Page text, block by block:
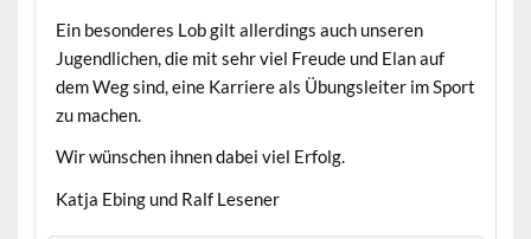
Ein besonderes Lob gilt allerdings auch unseren
Jugendlichen, die mit sehr viel Freude und Elan auf
dem Weg sind, eine Karriere als Übungsleiter im Sport
zu machen.
Wir wünschen ihnen dabei viel Erfolg.
Katja Ebing und Ralf Lesener